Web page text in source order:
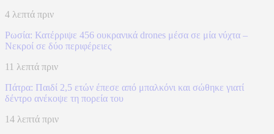
4 λεπτά πριν
Ρωσία: Κατέρριψε 456 ουκρανικά drones μέσα σε μία νύχτα –
Νεκροί σε δύο περιφέρειες
11 λεπτά πριν
Πάτρα: Παιδί 2,5 ετών έπεσε από μπαλκόνι και σώθηκε γιατί
δέντρο ανέκοψε τη πορεία του
14 λεπτά πριν